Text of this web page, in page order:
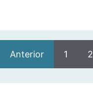
Anterior 1 2